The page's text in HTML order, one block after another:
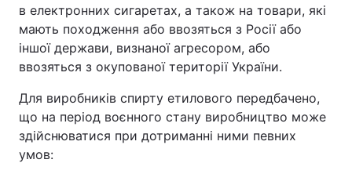
в електронних сигаретах, а також на товари, які
мають походження або ввозяться з Росії або
іншої держави, визнаної агресором, або
ввозяться з окупованої території України.
Для виробників спирту етилового передбачено,
що на період воєнного стану виробництво може
здійснюватися при дотриманні ними певних
умов: